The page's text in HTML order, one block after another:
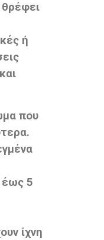
θρέφει
ή
που
έως 5
ίχνη